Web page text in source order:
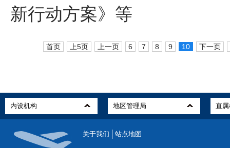
新行动方案》等
首页 上5页 上一页 6 7 8 9 10 下一页
关于我们 站点地图